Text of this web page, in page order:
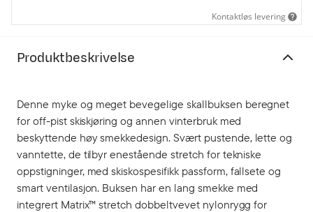
Kontaktløs levering
Produktbeskrivelse
Denne myke og meget bevegelige skallbuksen beregnet
for off-pist skiskjøring og annen vinterbruk med
beskyttende høy smekkedesign. Svært pustende, lette og
vanntette, de tilbyr enestående stretch for tekniske
oppstigninger, med skiskospesifikk passform, fallsete og
smart ventilasjon. Buksen har en lang smekke med
integrert Matrix™ stretch dobbeltvevet nylonrygg for